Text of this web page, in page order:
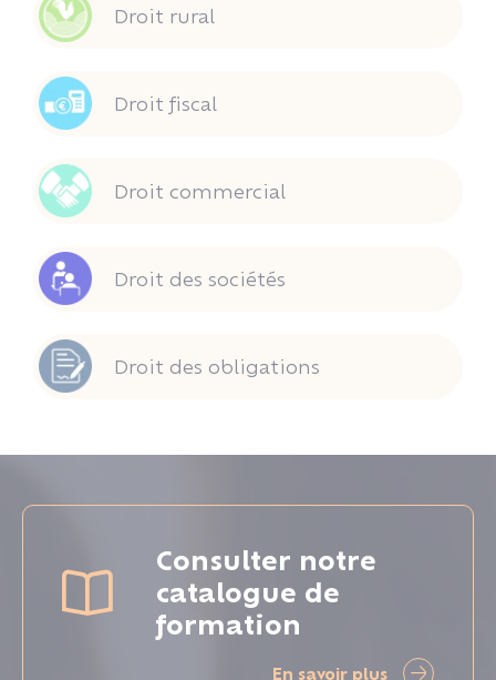
Droit rural
Droit fiscal
Droit commercial
Droit des sociétés
Droit des obligations
Consulter notre
catalogue de
formation
En savoir plus